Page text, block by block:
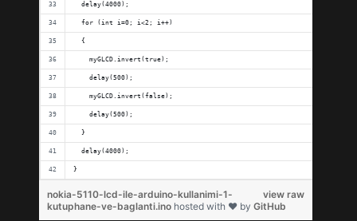
  delay(4000);
  for (int i=0; i<2; i++)
  {
    myGLCD.invert(true);
    delay(500);
    myGLCD.invert(false);
    delay(500);
  }
  delay(4000);
}
view raw
nokia-5110-lcd-ile-arduino-kullanimi-1-
kutuphane-ve-baglanti.ino hosted with ❤ by GitHub